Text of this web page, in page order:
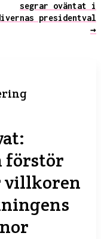
segrar oväntat i
presidentval
→
förstör
villkoren